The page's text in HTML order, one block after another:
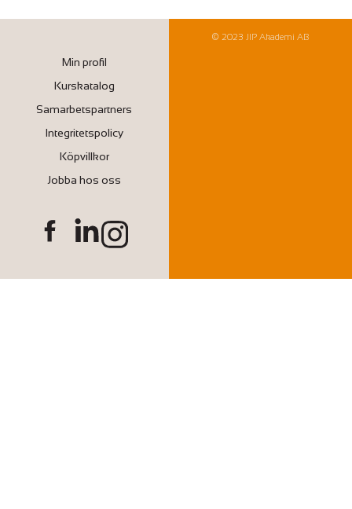
Min profil
Kurskatalog
Samarbetspartners
Integritetspolicy
Köpvillkor
Jobba hos oss
© 2023 JIP Akademi AB